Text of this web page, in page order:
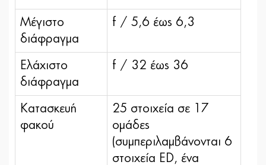
Μέγιστο
διάφραγμα
f / 5,6 έως 6,3
Ελάχιστο
διάφραγμα
f / 32 έως 36
Κατασκευή
φακού
25 στοιχεία σε 17
ομάδες
(συμπεριλαμβάνονται 6
στοιχεία ED, ένα